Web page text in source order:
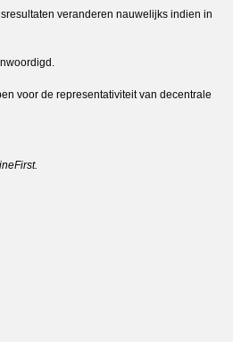
veranderen nauwelijks indien in
voor de representativiteit van decentrale